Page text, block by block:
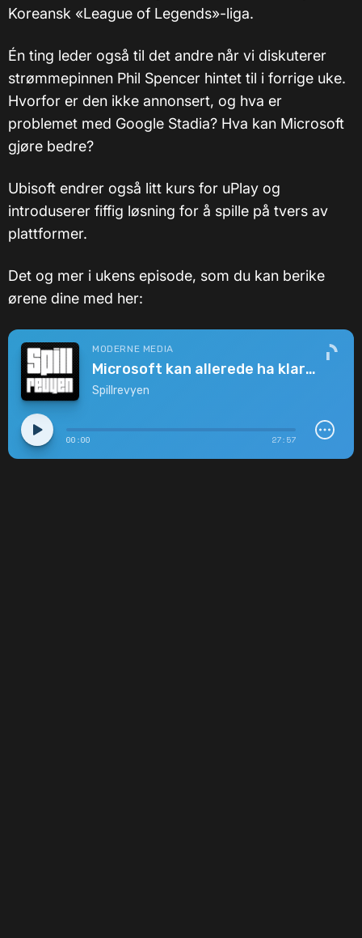
Koreansk «League of Legends»-liga.
Én ting leder også til det andre når vi diskuterer
strømmepinnen Phil Spencer hintet til i forrige uke.
Hvorfor er den ikke annonsert, og hva er
problemet med Google Stadia? Hva kan Microsoft
gjøre bedre?
Ubisoft endrer også litt kurs for uPlay og
introduserer fiffig løsning for å spille på tvers av
plattformer.
Det og mer i ukens episode, som du kan berike
ørene dine med her: